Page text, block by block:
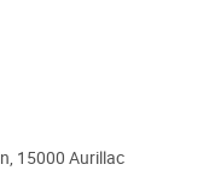
15000 Aurillac